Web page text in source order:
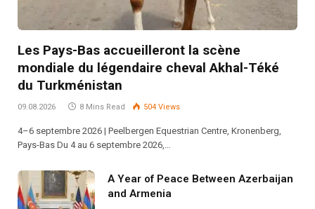
Les Pays-Bas accueilleront la scène
mondiale du légendaire cheval Akhal-Téké
du Turkménistan
09.08.2026 8 Mins Read 504 Views
4–6 septembre 2026 | Peelbergen Equestrian Centre, Kronenberg,
Pays-Bas Du 4 au 6 septembre 2026,…
A Year of Peace Between Azerbaijan
and Armenia